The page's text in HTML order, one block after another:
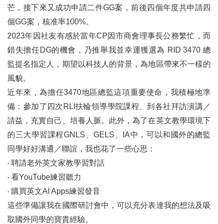
芒，接下來又成功申請二件GG案，前後四個年度共申請四
個GG案，核准率100%。
2023年因社友有感於當年CP因市商會理事長公務繁忙，而
錯失擔任DG的機會，乃推舉我並幸運獲選為 RID 3470 總
監提名指定人，期望以科技人的背景，為地區帶來不一樣的
風貌。
近年來，為擔任3470地區總監這項重要使命，我積極地準
備：參加了四次RLI扶輪領導學院課程、到各社拜訪演講／
請益，充實自己、培養人脈。此外，為了在英文教學環境下
的三大學習課程GNLS、GELS、IA中，可以和國外的總監
同學好好溝通／聯誼，我也花了一些心思：
‧ 聘請老外英文家教學習對話
‧ 看YouTube練習聽力
‧ 購買英文AI Apps練習發音
這些準備讓我在國際研討會中，可以充分表達我的想法及吸
取國外同學的寶貴經驗。